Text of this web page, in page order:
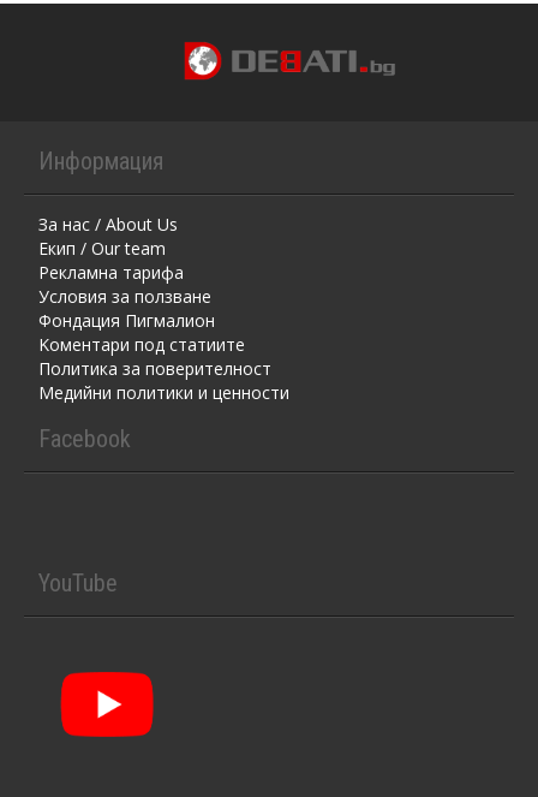
Информация
За нас / About Us
Екип / Our team
Рекламна тарифа
Условия за ползване
Фондация Пигмалион
Kоментaри под статиите
Политика за поверителност
Медийни политики и ценности
Facebook
YouTube